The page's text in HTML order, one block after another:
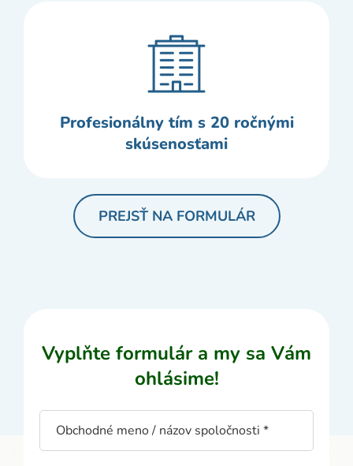
Profesionálny tím s 20 ročnými
skúsenosťami
PREJSŤ NA FORMULÁR
Vyplňte formulár a my sa Vám
ohlásime!